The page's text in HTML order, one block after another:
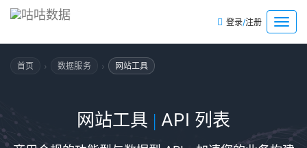
菜
单
登录/注册
首页 › 数据服务 › 网站工具
网站工具 | API 列表